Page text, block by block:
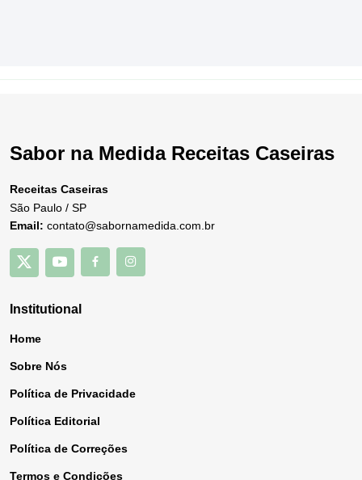
Sabor na Medida Receitas Caseiras
Receitas Caseiras
São Paulo / SP
Email: contato@sabornamedida.com.br
Institutional
Home
Sobre Nós
Política de Privacidade
Política Editorial
Política de Correções
Termos e Condições